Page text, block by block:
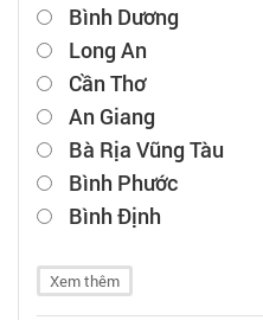
Bình Dương
Long An
Cần Thơ
An Giang
Bà Rịa Vũng Tàu
Bình Phước
Bình Định
Xem thêm